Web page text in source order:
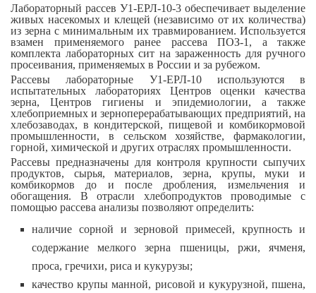
Лабораторный рассев У1-ЕРЛ-10-3 обеспечивает выделение
живых насекомых и клещей (независимо от их количества)
из зерна с минимальным их травмированием. Используется
взамен применяемого ранее рассева ПОЗ-1, а также
комплекта лабораторных сит на зараженность для ручного
просеивания, применяемых в России и за рубежом.
Рассевы лабораторные У1-ЕРЛ-10 используются в
испытательных лабораториях Центров оценки качества
зерна, Центров гигиены и эпидемиологии, а также
хлебоприемных и зерноперерабатывающих предприятий, на
хлебозаводах, в кондитерской, пищевой и комбикормовой
промышленности, в сельском хозяйстве, фармакологии,
горной, химической и других отраслях промышленности.
Рассевы предназначены для контроля крупности сыпучих
продуктов, сырья, материалов, зерна, крупы, муки и
комбикормов до и после дробления, измельчения и
обогащения. В отрасли хлебопродуктов проводимые с
помощью рассева анализы позволяют определить:
наличие сорной и зерновой примесей, крупность и
содержание мелкого зерна пшеницы, ржи, ячменя,
проса, гречихи, риса и кукурузы;
качество крупы манной, рисовой и кукурузной, пшена,